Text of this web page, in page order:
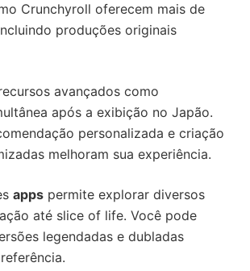
Crunchyroll oferecem mais de
produções originais
avançados como
após a exibição no Japão.
personalizada e criação
melhoram sua experiência.
apps permite explorar diversos
até slice of life. Você pode
legendadas e dubladas